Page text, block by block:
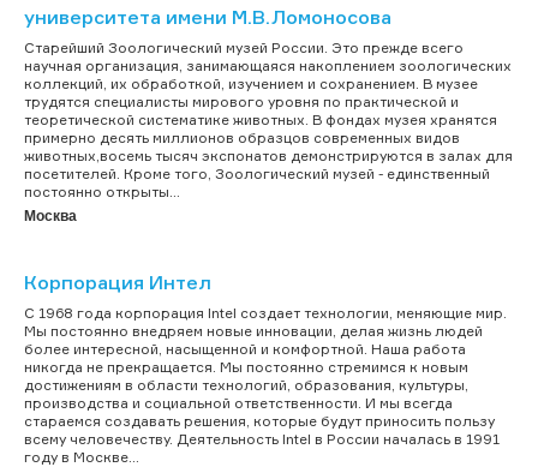
университета имени М.В.Ломоносова
Старейший Зоологический музей России. Это прежде всего
научная организация, занимающаяся накоплением зоологических
коллекций, их обработкой, изучением и сохранением. В музее
трудятся специалисты мирового уровня по практической и
теоретической систематике животных. В фондах музея хранятся
примерно десять миллионов образцов современных видов
животных,восемь тысяч экспонатов демонстрируются в залах для
посетителей. Кроме того, Зоологический музей - единственный
постоянно открыты...
Москва
Корпорация Интел
С 1968 года корпорация Intel создает технологии, меняющие мир.
Мы постоянно внедряем новые инновации, делая жизнь людей
более интересной, насыщенной и комфортной. Наша работа
никогда не прекращается. Мы постоянно стремимся к новым
достижениям в области технологий, образования, культуры,
производства и социальной ответственности. И мы всегда
стараемся создавать решения, которые будут приносить пользу
всему человечеству. Деятельность Intel в России началась в 1991
году в Москве...